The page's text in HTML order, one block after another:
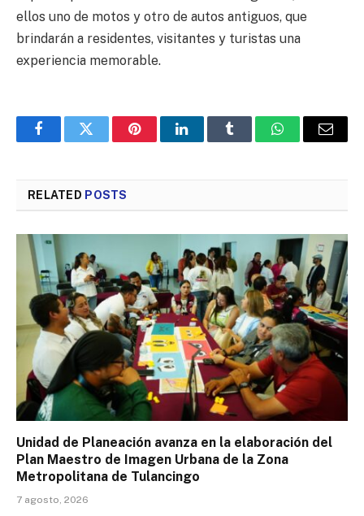
ellos uno de motos y otro de autos antiguos, que
brindarán a residentes, visitantes y turistas una
experiencia memorable.
FacebookTwitter PinterestLinkedInTumblr WhatsAppEmail
RELATED POSTS
Unidad de Planeación avanza en la elaboración del
Plan Maestro de Imagen Urbana de la Zona
Metropolitana de Tulancingo
7 agosto, 2026